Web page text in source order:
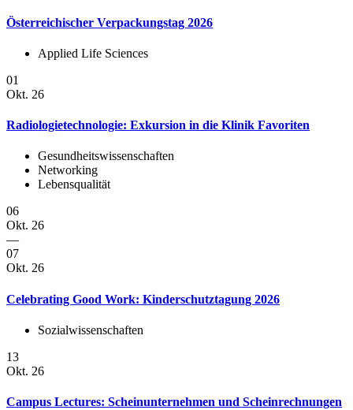
Österreichischer Verpackungstag 2026
Applied Life Sciences
01
Okt. 26
Radiologietechnologie: Exkursion in die Klinik Favoriten
Gesundheitswissenschaften
Networking
Lebensqualität
06
Okt. 26
—
07
Okt. 26
Celebrating Good Work: Kinderschutztagung 2026
Sozialwissenschaften
13
Okt. 26
Campus Lectures: Scheinunternehmen und Scheinrechnungen